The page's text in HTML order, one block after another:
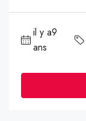
il y a9
ans